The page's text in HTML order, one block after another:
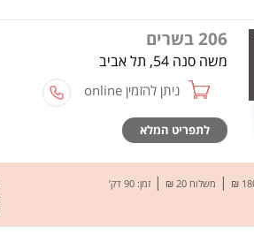
206 בשרים
משה סנה 54, תל אביב
ניתן להזמין online
לתפריט המלא
| משלוח 20 ₪ | זמן: 90 דק’